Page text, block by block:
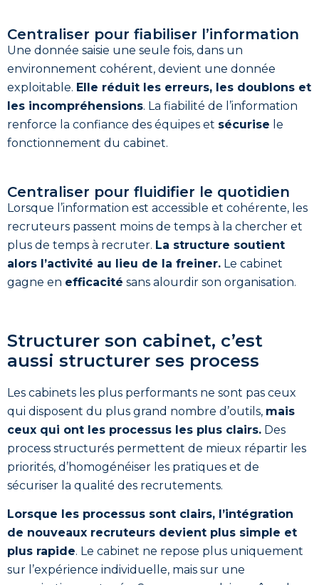
Centraliser pour fiabiliser l’information
Une donnée saisie une seule fois, dans un
environnement cohérent, devient une donnée
exploitable. Elle réduit les erreurs, les doublons et
les incompréhensions. La fiabilité de l’information
renforce la confiance des équipes et sécurise le
fonctionnement du cabinet.
Centraliser pour fluidifier le quotidien
Lorsque l’information est accessible et cohérente, les
recruteurs passent moins de temps à la chercher et
plus de temps à recruter. La structure soutient
alors l’activité au lieu de la freiner. Le cabinet
gagne en efficacité sans alourdir son organisation.
Structurer son cabinet, c’est
aussi structurer ses process
Les cabinets les plus performants ne sont pas ceux
qui disposent du plus grand nombre d’outils, mais
ceux qui ont les processus les plus clairs. Des
process structurés permettent de mieux répartir les
priorités, d’homogénéiser les pratiques et de
sécuriser la qualité des recrutements.
Lorsque les processus sont clairs, l’intégration
de nouveaux recruteurs devient plus simple et
plus rapide. Le cabinet ne repose plus uniquement
sur l’expérience individuelle, mais sur une